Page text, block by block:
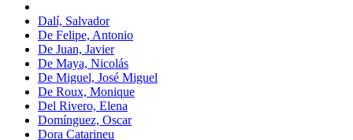
Dalí, Salvador
De Felipe, Antonio
De Juan, Javier
De Maya, Nicolás
De Miguel, José Miguel
De Roux, Monique
Del Rivero, Elena
Domínguez, Oscar
Dora Catarineu